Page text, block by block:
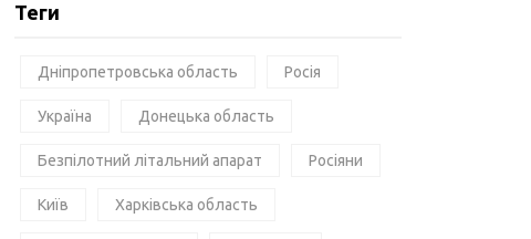
Теги
Дніпропетровська область Росія
Україна Донецька область
Безпілотний літальний апарат Росіяни
Київ Харківська область